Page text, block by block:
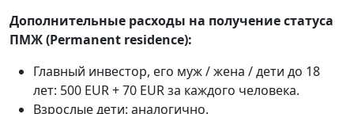
Дополнительные расходы на получение статуса
ПМЖ (Permanent residence):
Главный инвестор, его муж / жена / дети до 18
лет: 500 EUR + 70 EUR за каждого человека.
Взрослые дети: аналогично.